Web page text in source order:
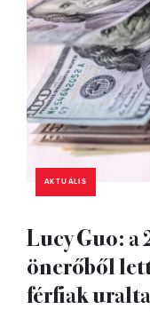
AKTUÁLIS
Lucy Guo: a
önerőből
férfiak